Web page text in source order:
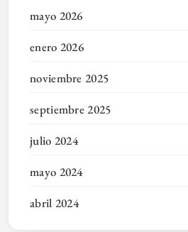
mayo 2026
enero 2026
noviembre 2025
septiembre 2025
julio 2024
mayo 2024
abril 2024